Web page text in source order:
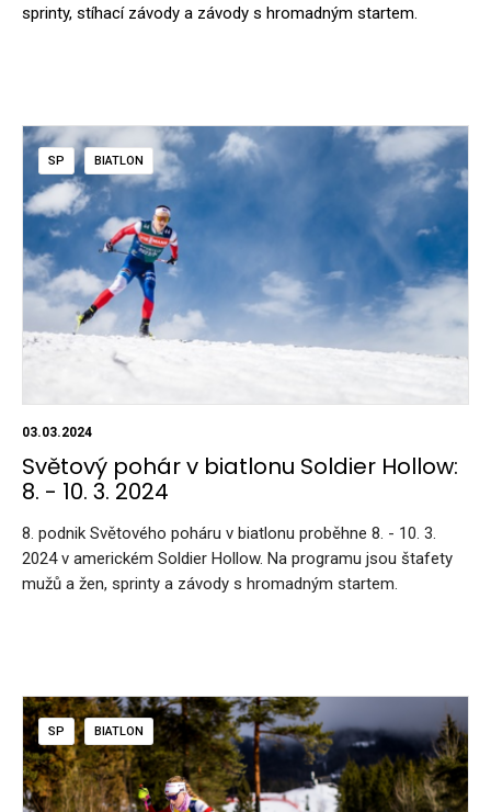
sprinty, stíhací závody a závody s hromadným startem.
SP BIATLON
03.03.2024
Světový pohár v biatlonu Soldier Hollow:
8. - 10. 3. 2024
8. podnik Světového poháru v biatlonu proběhne 8. - 10. 3.
2024 v americkém Soldier Hollow. Na programu jsou štafety
mužů a žen, sprinty a závody s hromadným startem.
SP BIATLON